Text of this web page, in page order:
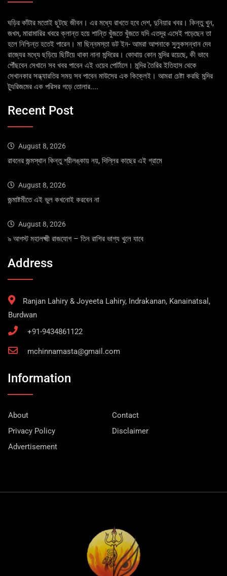
ঘড়ির কাঁটার মতোই ছুটছে জীবন। এর মধ্যে রাখতে হবে দেশ, দুনিয়ার খবর। কিন্তু খুন,
জখম, মারামারির খবরে ক্লান্ত হয়ে শান্তি খুঁজতে খুঁজতে যদি এতদূর এসেই পড়েছেন তা
হলে নিশ্চিন্ত হতেই পারেন। মা ছিন্নমস্তা ডট ইন- আমরা আপনাকে সুলুকসন্ধান দেব
রাজ্যের মধ্যে ছড়িয়ে ছিটিয়ে থাকা নানা মন্দিরের। কোথায় কোন মন্দির রয়েছে, কী ভাবে
পৌঁছবেন সেখানে সব খবর পাবেন এই ওয়েব পোর্টালে। মন্দির তৈরির ইতিহাস থেকে
সেখানকার সন্ধ্যারতির সময় সব পাবেন মাউসের এক কিক্লেই। আমরা চেষ্টা করছি মন্দির
ট্যুরিজমের এক পরিসর গড়ে তোলার....
Recent Post
August 8, 2026
রাবনের জন্মস্থান কিন্তু শ্রীলঙ্কায় নয়, দিল্লির কাছের এই গ্রামে
August 8, 2026
জন্মাষ্টমীতে এই ভুল কখনোই করবেন না
August 8, 2026
৯ আগস্ট মহালক্ষ্মী রাজযোগ – তিন রাশির ভাগ্য খুলে যাবে
Address
Ranjan Lahiry & Joyeeta Lahiry, Indrakanan, Kanainatsal,
Burdwan
+91-9434861122
mchinnamasta@gmail.com
Information
About
Contact
Privacy Policy
Disclaimer
Advertisement